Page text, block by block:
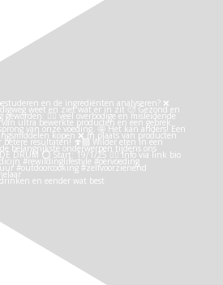
en eender wat best